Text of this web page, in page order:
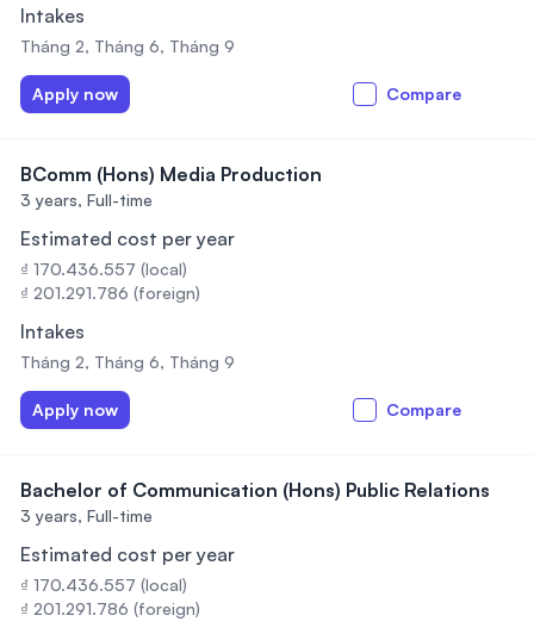
Intakes
Tháng 2, Tháng 6, Tháng 9
Apply now Compare
BComm (Hons) Media Production
3 years, Full-time
Estimated cost per year
₫ 170.436.557 (local)
₫ 201.291.786 (foreign)
Intakes
Tháng 2, Tháng 6, Tháng 9
Apply now Compare
Bachelor of Communication (Hons) Public Relations
3 years, Full-time
Estimated cost per year
₫ 170.436.557 (local)
₫ 201.291.786 (foreign)